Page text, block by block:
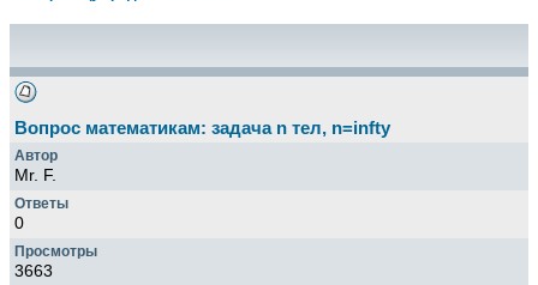
Вопрос математикам: задача n тел, n=infty
Mr. F.
0
3663